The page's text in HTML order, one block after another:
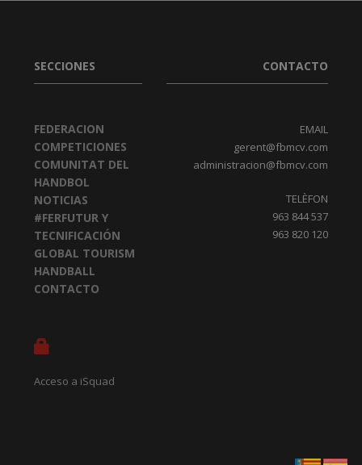
SECCIONES
FEDERACION
COMPETICIONES
COMUNITAT DEL
HANDBOL
NOTICIAS
#FERFUTUR Y
TECNIFICACIÓN
GLOBAL TOURISM
HANDBALL
CONTACTO
Acceso a iSquad
CONTACTO
EMAIL
gerent@fbmcv.com
administracion@fbmcv.com
TELÈFON
963 844 537
963 820 120